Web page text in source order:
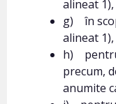
alineat
g) în
alineat
h)
precum,
anumite